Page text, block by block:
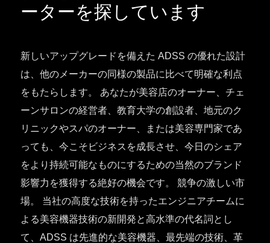
ーターを探しています
新しいアップグレードを備えた ADSS の優れた設計
は、他のメーカーの同様の製品に比べて明確な利点
をもたらします。 あなたが美容店のオーナー、チェ
ーンサロンの経営者、教育大学の創設者、地元のク
リニックやスパのオーナー、または美容専門家であ
っても、今こそビジネスを成長させ、今日のシェア
をより持続可能なものにするための当然のブランド
影響力を獲得する絶好の機会です。 競争の激しい市
場。 当社の高度な技術を持ったエンジニアチームに
よる美容機器技術の新開発と高水準の代名詞とし
て、ADSS は先進的な美容機器、最先端の技術、革